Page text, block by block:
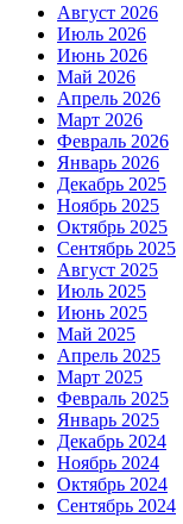
Август 2026
Июль 2026
Июнь 2026
Май 2026
Апрель 2026
Март 2026
Февраль 2026
Январь 2026
Декабрь 2025
Ноябрь 2025
Октябрь 2025
Сентябрь 2025
Август 2025
Июль 2025
Июнь 2025
Май 2025
Апрель 2025
Март 2025
Февраль 2025
Январь 2025
Декабрь 2024
Ноябрь 2024
Октябрь 2024
Сентябрь 2024